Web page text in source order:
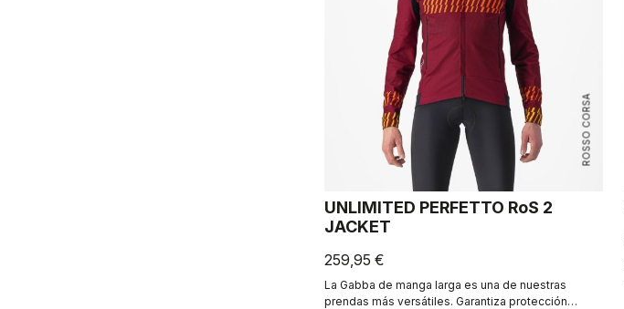
ROSSO CORSA
UNLIMITED PERFETTO RoS 2
JACKET
259,95 €
La Gabba de manga larga es una de nuestras
prendas más versátiles. Garantiza protección